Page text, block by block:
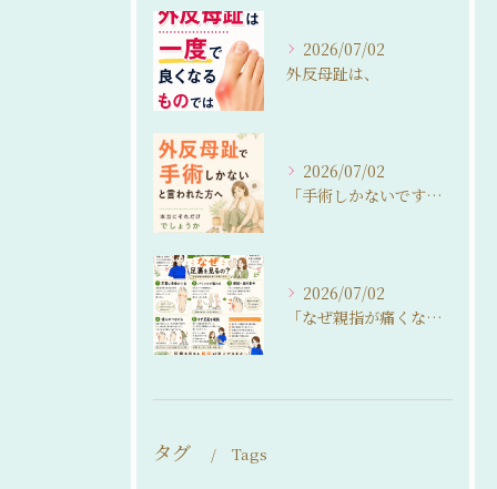
2026/07/02
外反母趾は、
2026/07/02
「手術しかないですね…」
2026/07/02
「なぜ親指が痛くなるの？」
タグ Tags